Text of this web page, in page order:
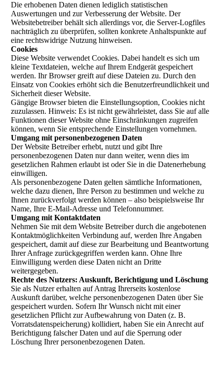
Die erhobenen Daten dienen lediglich statistischen
Auswertungen und zur Verbesserung der Website. Der
Websitebetreiber behält sich allerdings vor, die Server-Logfiles
nachträglich zu überprüfen, sollten konkrete Anhaltspunkte auf
eine rechtswidrige Nutzung hinweisen.
Cookies
Diese Website verwendet Cookies. Dabei handelt es sich um
kleine Textdateien, welche auf Ihrem Endgerät gespeichert
werden. Ihr Browser greift auf diese Dateien zu. Durch den
Einsatz von Cookies erhöht sich die Benutzerfreundlichkeit und
Sicherheit dieser Website.
Gängige Browser bieten die Einstellungsoption, Cookies nicht
zuzulassen. Hinweis: Es ist nicht gewährleistet, dass Sie auf alle
Funktionen dieser Website ohne Einschränkungen zugreifen
können, wenn Sie entsprechende Einstellungen vornehmen.
Umgang mit personenbezogenen Daten
Der Website Betreiber erhebt, nutzt und gibt Ihre
personenbezogenen Daten nur dann weiter, wenn dies im
gesetzlichen Rahmen erlaubt ist oder Sie in die Datenerhebung
einwilligen.
Als personenbezogene Daten gelten sämtliche Informationen,
welche dazu dienen, Ihre Person zu bestimmen und welche zu
Ihnen zurückverfolgt werden können – also beispielsweise Ihr
Name, Ihre E-Mail-Adresse und Telefonnummer.
Umgang mit Kontaktdaten
Nehmen Sie mit dem Website Betreiber durch die angebotenen
Kontaktmöglichkeiten Verbindung auf, werden Ihre Angaben
gespeichert, damit auf diese zur Bearbeitung und Beantwortung
Ihrer Anfrage zurückgegriffen werden kann. Ohne Ihre
Einwilligung werden diese Daten nicht an Dritte
weitergegeben.
Rechte des Nutzers: Auskunft, Berichtigung und Löschung
Sie als Nutzer erhalten auf Antrag Ihrerseits kostenlose
Auskunft darüber, welche personenbezogenen Daten über Sie
gespeichert wurden. Sofern Ihr Wunsch nicht mit einer
gesetzlichen Pflicht zur Aufbewahrung von Daten (z. B.
Vorratsdatenspeicherung) kollidiert, haben Sie ein Anrecht auf
Berichtigung falscher Daten und auf die Sperrung oder
Löschung Ihrer personenbezogenen Daten.